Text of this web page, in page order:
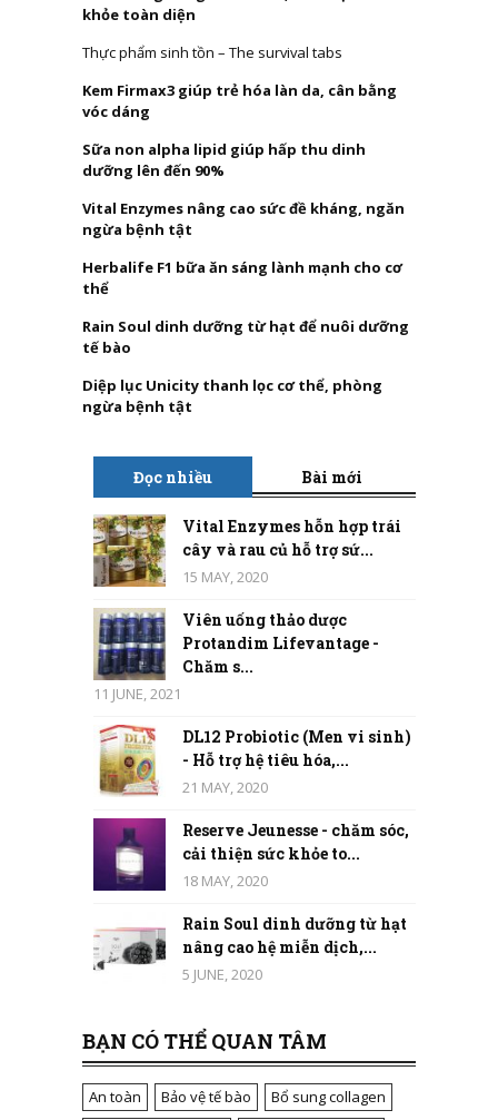
khỏe toàn diện
Thực phẩm sinh tồn – The survival tabs
Kem Firmax3 giúp trẻ hóa làn da, cân bằng
vóc dáng
Sữa non alpha lipid giúp hấp thu dinh
dưỡng lên đến 90%
Vital Enzymes nâng cao sức đề kháng, ngăn
ngừa bệnh tật
Herbalife F1 bữa ăn sáng lành mạnh cho cơ
thể
Rain Soul dinh dưỡng từ hạt để nuôi dưỡng
tế bào
Diệp lục Unicity thanh lọc cơ thể, phòng
ngừa bệnh tật
Đọc nhiều Bài mới
Vital Enzymes hỗn hợp trái
cây và rau củ hỗ trợ sứ...
15 MAY, 2020
Viên uống thảo dược
Protandim Lifevantage -
Chăm s...
11 JUNE, 2021
DL12 Probiotic (Men vi sinh)
- Hỗ trợ hệ tiêu hóa,...
21 MAY, 2020
Reserve Jeunesse - chăm sóc,
cải thiện sức khỏe to...
18 MAY, 2020
Rain Soul dinh dưỡng từ hạt
nâng cao hệ miễn dịch,...
5 JUNE, 2020
BẠN CÓ THỂ QUAN TÂM
An toàn Bảo vệ tế bào
Bổ sung collagen